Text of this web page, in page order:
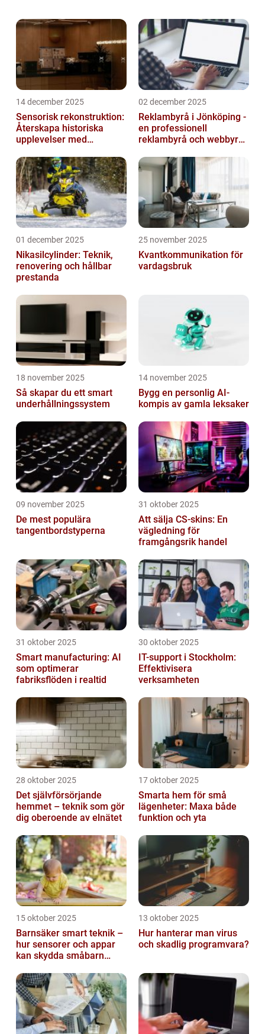
de senaste funktionerna och förbät...
14 december 2025
Sensorisk rekonstruktion:
Återskapa historiska
upplevelser med
02 december 2025
Reklambyrå i Jönköping -
en professionell
reklambyrå och webbyrå
kommunikati...
01 december 2025
Nikasilcylinder: Teknik,
renovering och hållbar
prestanda
25 november 2025
Kvantkommunikation för
vardagsbruk
18 november 2025
Så skapar du ett smart
underhållningssystem
14 november 2025
Bygg en personlig AI-
kompis av gamla leksaker
09 november 2025
De mest populära
tangentbordstyperna
31 oktober 2025
Att sälja CS-skins: En
vägledning för
framgångsrik handel
31 oktober 2025
Smart manufacturing: AI
som optimerar
fabriksflöden i realtid
30 oktober 2025
IT-support i Stockholm:
Effektivisera
verksamheten
28 oktober 2025
Det självförsörjande
hemmet – teknik som gör
dig oberoende av elnätet
17 oktober 2025
Smarta hem för små
lägenheter: Maxa både
funktion och yta
15 oktober 2025
Barnsäker smart teknik –
hur sensorer och appar
kan skydda småbarn
13 oktober 2025
Hur hanterar man virus
och skadlig programvara?